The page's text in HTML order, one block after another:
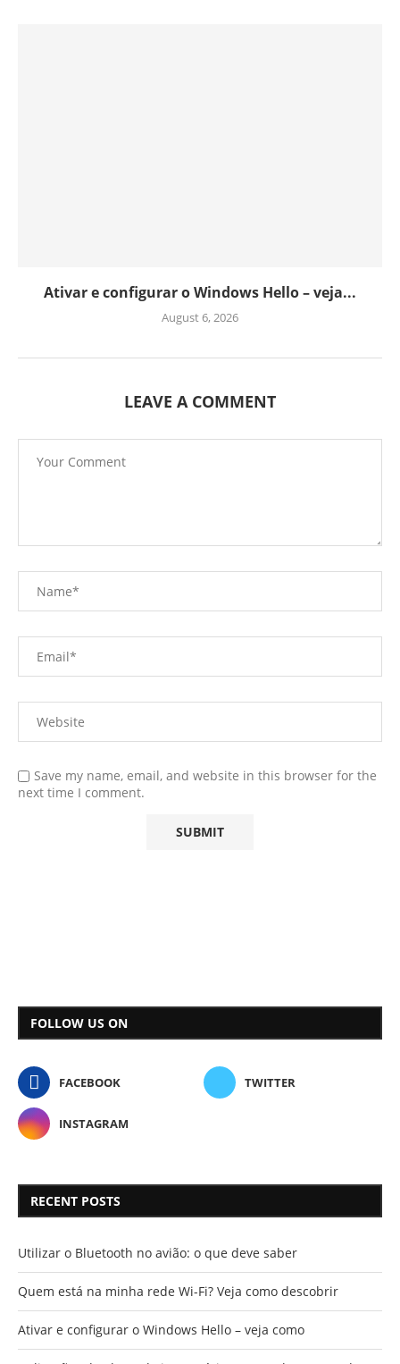
Ativar e configurar o Windows Hello – veja...
August 6, 2026
LEAVE A COMMENT
Save my name, email, and website in this browser for the
next time I comment.
FOLLOW US ON
FACEBOOK TWITTER
INSTAGRAM
RECENT POSTS
Utilizar o Bluetooth no avião: o que deve saber
Quem está na minha rede Wi-Fi? Veja como descobrir
Ativar e configurar o Windows Hello – veja como